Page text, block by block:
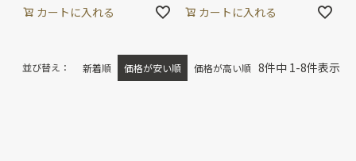
カートに入れる カートに入れる
並び替え 新着順 価格が安い順 価格が高い順 8件中 1-8件表示